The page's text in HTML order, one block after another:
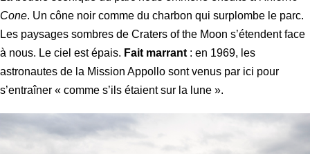
Cone. Un cône noir comme du charbon qui surplombe le parc.
Les paysages sombres de Craters of the Moon s’étendent face
à nous. Le ciel est épais. Fait marrant: en 1969, les
astronautes de la Mission Appollo sont venus par ici pour
s’entraîner « comme s’ils étaient sur la lune ».